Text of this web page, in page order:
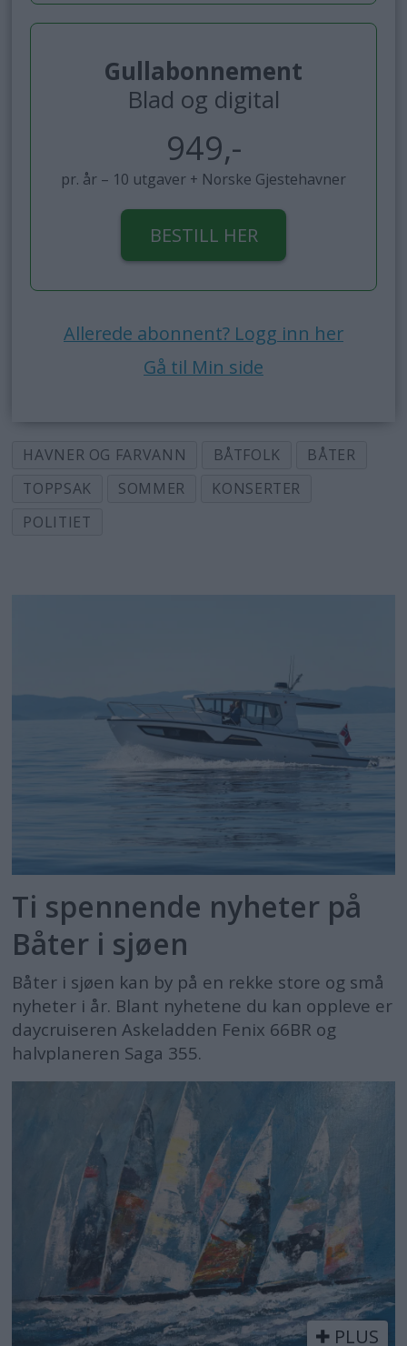
Gullabonnement
Blad og digital
949,-
pr. år – 10 utgaver + Norske Gjestehavner
BESTILL HER
Allerede abonnent? Logg inn her
Gå til Min side
HAVNER OG FARVANN BÅTFOLK
BÅTER
TOPPSAK
SOMMER
KONSERTER
POLITIET
Ti spennende nyheter på
Båter i sjøen
Båter i sjøen kan by på en rekke store og små
nyheter i år. Blant nyhetene du kan oppleve er
daycruiseren Askeladden Fenix 66BR og
halvplaneren Saga 355.
PLUS